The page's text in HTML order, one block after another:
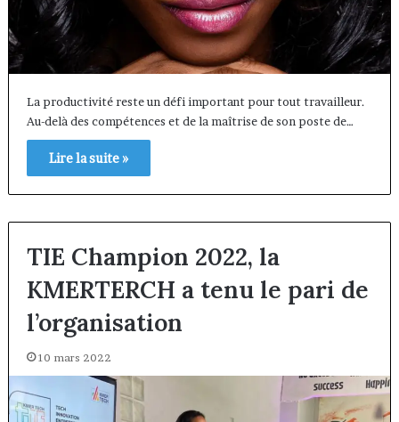
La productivité reste un défi important pour tout travailleur.
Au-delà des compétences et de la maîtrise de son poste de…
Lire la suite »
TIE Champion 2022, la
KMERTERCH a tenu le pari de
l’organisation
10 mars 2022